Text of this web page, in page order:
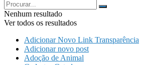
Nenhum resultado
Ver todos os resultados
Adicionar Novo Link Transparência
Adicionar novo post
Adoção de Animal